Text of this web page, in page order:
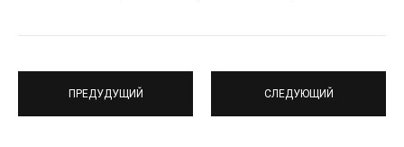
ПРЕДУДУЩИЙ СЛЕДУЮЩИЙ